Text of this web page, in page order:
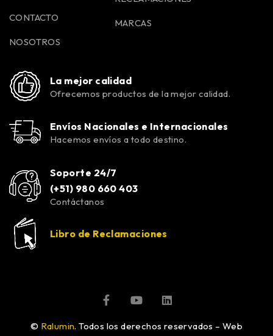
CONTACTO
NOSOTROS
MARCAS
La mejor calidad
Ofrecemos productos de la mejor calidad.
Envíos Nacionales e Internacionales
Hacemos envíos a todo destino.
Soporte 24/7
(+51) 980 660 403
Contáctanos
Libro de Reclamaciones
© Ralumin. Todos los derechos reservados – Web